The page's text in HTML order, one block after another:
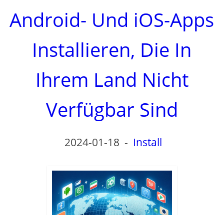
Android- Und iOS-Apps
Installieren, Die In
Ihrem Land Nicht
Verfügbar Sind
2024-01-18 - Install